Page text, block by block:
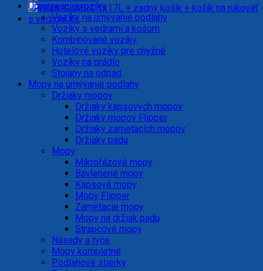
Upratovacie vozíky
Vozíky na umývanie podlahy
Vozíky s vedrami a košom
Kombinované vozíky
Hotelové vozíky pre chyžné
Vozíky na prádlo
Stojany na odpad
Mopy na umývanie podlahy
Držiaky mopov
Držiaky kapsových mopov
Držiaky mopov Flipper
Držiaky zametacích mopov
Držiaky padu
Mopy
Mikrofázové mopy
Bavlenené mopy
Kapsové mopy
Mopy Flipper
Zametacie mopy
Mopy na držiak padu
Strapcové mopy
Násady a tyče
Mopy kompletné
Podlahové stierky